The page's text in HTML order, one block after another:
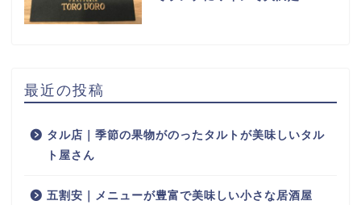
最近の投稿
タル店｜季節の果物がのったタルトが美味しいタル
ト屋さん
五割安｜メニューが豊富で美味しい小さな居酒屋